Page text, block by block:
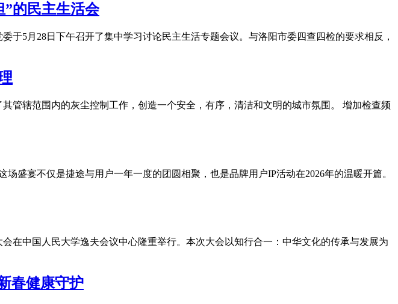
的民主生活会
5月28日下午召开了集中学习讨论民主生活专题会议。与洛阳市委四查四检的要求相反，
管辖范围内的灰尘控制工作，创造一个安全，有序，清洁和文明的城市氛围。 增加检查频
盛宴不仅是捷途与用户一年一度的团圆相聚，也是品牌用户IP活动在2026年的温暖开篇。
在中国人民大学逸夫会议中心隆重举行。本次大会以知行合一：中华文化的传承与发展为
春健康守护